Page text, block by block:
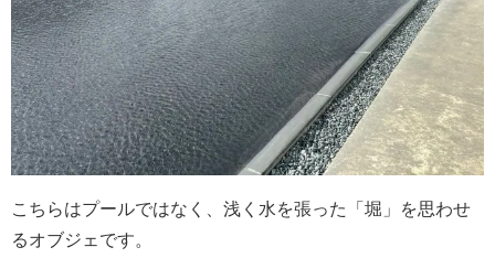
こちらはプールではなく、浅く水を張った「堀」を思わせ
るオブジェです。